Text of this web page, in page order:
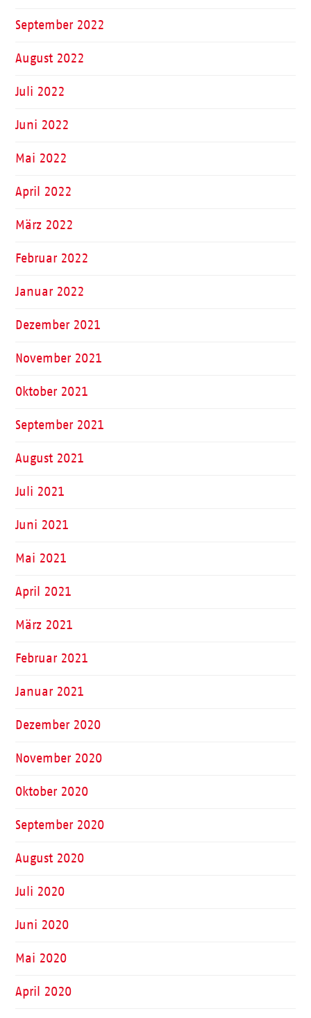
September 2022
August 2022
Juli 2022
Juni 2022
Mai 2022
April 2022
März 2022
Februar 2022
Januar 2022
Dezember 2021
November 2021
Oktober 2021
September 2021
August 2021
Juli 2021
Juni 2021
Mai 2021
April 2021
März 2021
Februar 2021
Januar 2021
Dezember 2020
November 2020
Oktober 2020
September 2020
August 2020
Juli 2020
Juni 2020
Mai 2020
April 2020